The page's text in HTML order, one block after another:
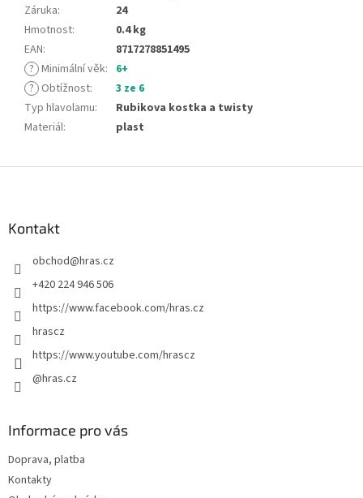
Záruka:
24
Hmotnost:
0.4 kg
EAN:
8717278851495
? Minimální věk: 6+
? Obtížnost:
3 ze 6
Typ hlavolamu:
Rubikova kostka a twisty
Materiál: plast
Kontakt
obchod@hras.cz
+420 224 946 506
https://www.facebook.com/hras.cz
hrascz
https://www.youtube.com/hrascz
@hras.cz
Informace pro vás
Doprava, platba
Kontakty